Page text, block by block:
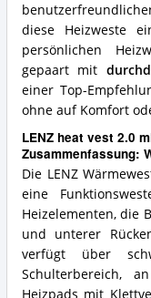
diese Heizweste
persönlichen
gepaart mit
einer Top-
ohne auf Komfort
LENZ heat vest 2.0
Zusammenfassung:
Die LENZ
eine
Heizelementen, die
und unterer
verfügt über
Schulterbereich,
Heizpads mit